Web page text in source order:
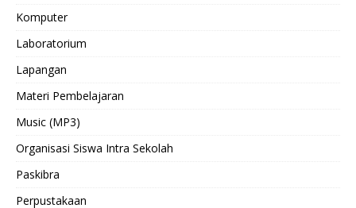
Komputer
Laboratorium
Lapangan
Materi Pembelajaran
Music (MP3)
Organisasi Siswa Intra Sekolah
Paskibra
Perpustakaan